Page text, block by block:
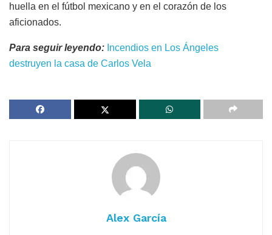
huella en el fútbol mexicano y en el corazón de los
aficionados.
Para seguir leyendo: Incendios en Los Ángeles
destruyen la casa de Carlos Vela
Alex García